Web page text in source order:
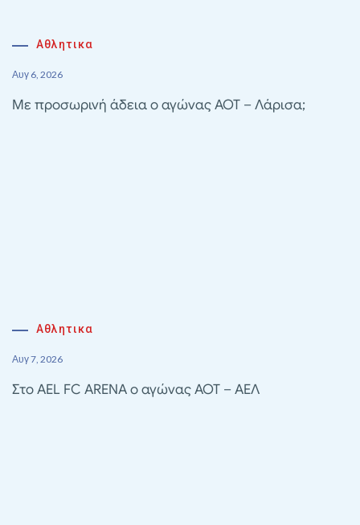
Αθλητικα
Αυγ 6, 2026
Με προσωρινή άδεια ο αγώνας ΑΟΤ – Λάρισα;
Αθλητικα
Αυγ 7, 2026
Στο AEL FC ARENA ο αγώνας ΑΟΤ – ΑΕΛ